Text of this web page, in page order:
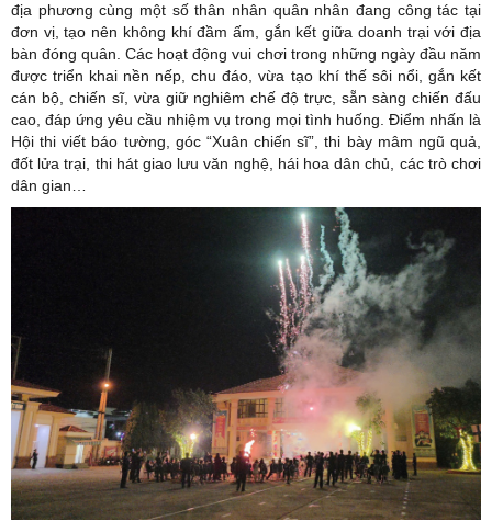
địa phương cùng một số thân nhân quân nhân đang công tác tại
đơn vị, tạo nên không khí đầm ấm, gắn kết giữa doanh trại với địa
bàn đóng quân. Các hoạt động vui chơi trong những ngày đầu năm
được triển khai nền nếp, chu đáo, vừa tạo khí thế sôi nổi, gắn kết
cán bộ, chiến sĩ, vừa giữ nghiêm chế độ trực, sẵn sàng chiến đấu
cao, đáp ứng yêu cầu nhiệm vụ trong mọi tình huống. Điểm nhấn là
Hội thi viết báo tường, góc “Xuân chiến sĩ”, thi bày mâm ngũ quả,
đốt lửa trại, thi hát giao lưu văn nghệ, hái hoa dân chủ, các trò chơi
dân gian…